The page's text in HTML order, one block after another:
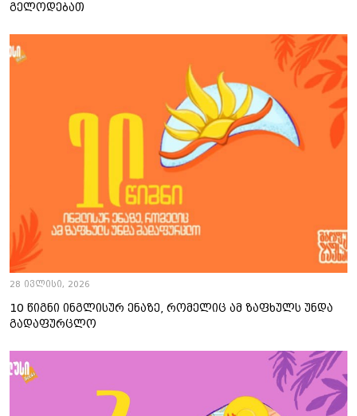
გელოდებათ
28 ივლისი, 2026
10 წიგნი ინგლისურ ენაზე, რომელიც ამ ზაფხულს უნდა
გადაფურცლო